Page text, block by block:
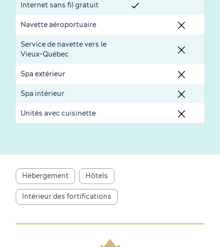
Internet sans fil gratuit
Navette aéroportuaire
Service de navette vers le
Vieux-Québec
Spa extérieur
Spa intérieur
Unités avec cuisinette
Hébergement Hôtels
Intérieur des fortifications